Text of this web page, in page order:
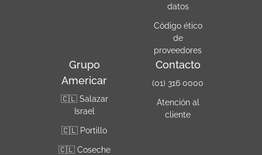
datos
Código ético
de
proveedores
Grupo
Americar
🇨🇱 Salazar
Israel
🇨🇱 Portillo
🇨🇱 Coseche
Contacto
(01) 316 0000
Atención al
cliente